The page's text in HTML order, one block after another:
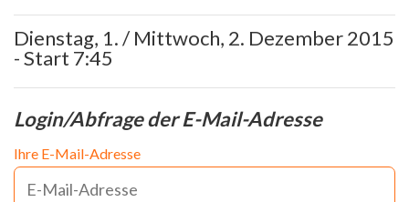
Dienstag, 1. / Mittwoch, 2. Dezember 2015
- Start 7:45
Login/Abfrage der E-Mail-Adresse
Ihre E-Mail-Adresse